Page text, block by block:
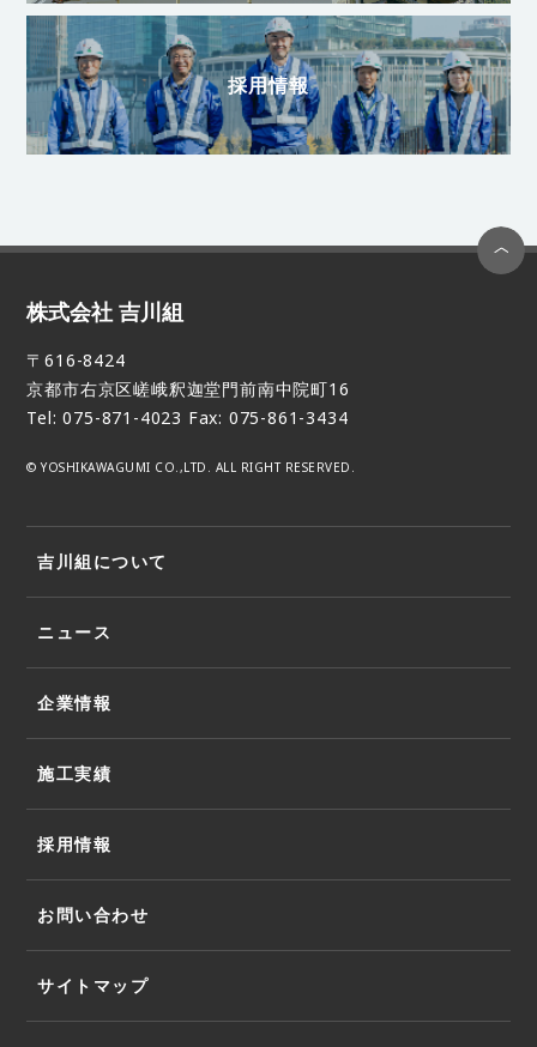
採用情報
株式会社 吉川組
〒616-8424
京都市右京区嵯峨釈迦堂門前南中院町16
Tel: 075-871-4023 Fax: 075-861-3434
© YOSHIKAWAGUMI CO.,LTD. ALL RIGHT RESERVED.
吉川組について
ニュース
企業情報
施工実績
採用情報
お問い合わせ
サイトマップ